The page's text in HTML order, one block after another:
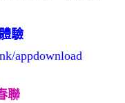
驗
appdownload
聯